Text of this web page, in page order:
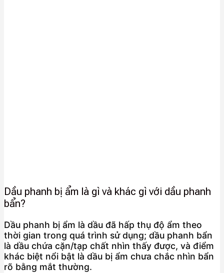
Dầu phanh bị ẩm là gì và khác gì với dầu phanh
bẩn?
Dầu phanh bị ẩm là dầu đã hấp thụ độ ẩm theo
thời gian trong quá trình sử dụng; dầu phanh bẩn
là dầu chứa cặn/tạp chất nhìn thấy được, và điểm
khác biệt nổi bật là dầu bị ẩm chưa chắc nhìn bẩn
rõ bằng mắt thường.